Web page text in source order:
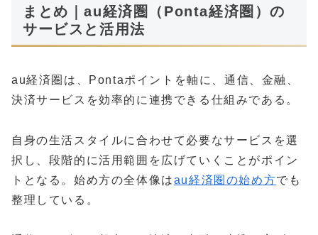
まとめ｜au経済圏（Ponta経済圏）の
サービスと活用法
au経済圏は、Pontaポイントを軸に、通信、金融、
決済サービスを効率的に連携できる仕組みである。
自身の生活スタイルに合わせて必要なサービスを選
択し、段階的に活用範囲を広げていくことがポイン
トとなる。始め方の全体像はau経済圏の始め方でも
整理している。